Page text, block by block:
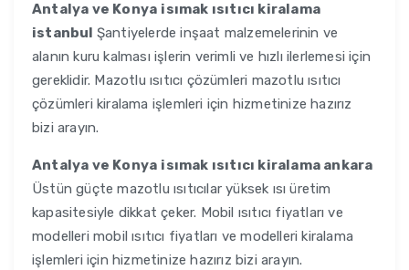
Antalya ve Konya isımak ısıtıcı kiralama
istanbul Şantiyelerde inşaat malzemelerinin ve
alanın kuru kalması işlerin verimli ve hızlı ilerlemesi için
gereklidir. Mazotlu ısıtıcı çözümleri mazotlu ısıtıcı
çözümleri kiralama işlemleri için hizmetinize hazırız
bizi arayın.
Antalya ve Konya isımak ısıtıcı kiralama ankara
Üstün güçte mazotlu ısıtıcılar yüksek ısı üretim
kapasitesiyle dikkat çeker. Mobil ısıtıcı fiyatları ve
modelleri mobil ısıtıcı fiyatları ve modelleri kiralama
işlemleri için hizmetinize hazırız bizi arayın.